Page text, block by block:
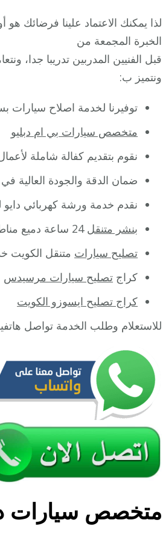
لذا يمكنك الاعتماد علينا فرضائك
الخبرة المجمعة من
قبل الفنيين المدربين تدريبا جدا،
ونتميز ب:
توفيرنا لخدمة اصلاح سيارات
متخصص سيارات بي ام دبليو
نقوم بتقديم كفالة شاملة
ضمان الدقة والجودة العالية
نقدم خدمة ورشة كهربائي دايو
بنشر متنقل 24 ساعة دميع مناطق الكويت
تصليح سيارات متنقل الكويت خدمة
كراج تصليح سيارات مرسيدس
كراج تصليح ايسوزو الكويت
للاستعلام وطلب الخدمة تواصل
متخصص سيارات